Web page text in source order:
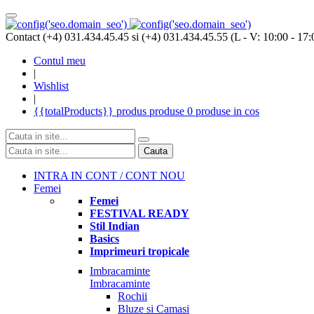
Contact (+4) 031.434.45.45 si (+4) 031.434.45.55 (L - V: 10:00 -
Contul meu
|
Wishlist
|
{{totalProducts}} produs produse 0 produse in cos
Cauta
INTRA IN CONT / CONT NOU
Femei
Femei
FESTIVAL READY
Stil Indian
Basics
Imprimeuri tropicale
Imbracaminte
Imbracaminte
Rochii
Bluze si Camasi